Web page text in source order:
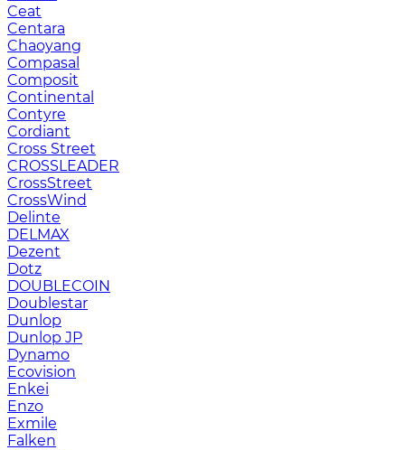
Ceat
Centara
Chaoyang
Compasal
Composit
Continental
Contyre
Cordiant
Cross Street
CROSSLEADER
CrossStreet
CrossWind
Delinte
DELMAX
Dezent
Dotz
DOUBLECOIN
Doublestar
Dunlop
Dunlop JP
Dynamo
Ecovision
Enkei
Enzo
Exmile
Falken